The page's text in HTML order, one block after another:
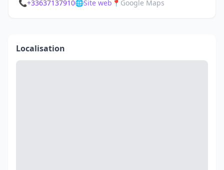
📞+33637137910🌐Site web 📍 Google Maps
Localisation